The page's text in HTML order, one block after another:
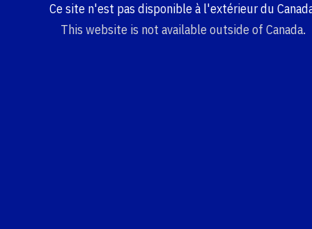
Ce site n'est pas disponible à l'extérieur du
This website is not available outside of Canada.